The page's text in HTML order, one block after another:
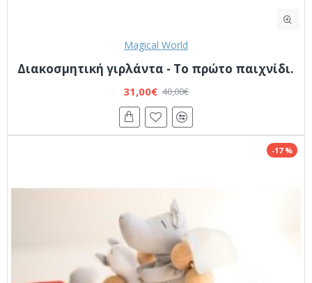
Magical World
Διακοσμητική γιρλάντα - Το πρώτο παιχνίδι.
31,00€ 40,00€
-17 %